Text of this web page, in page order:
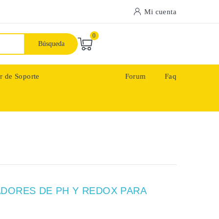
Mi cuenta
Búsqueda
0
de Soporte Forum Faq
DE PH Y REDOX PARA